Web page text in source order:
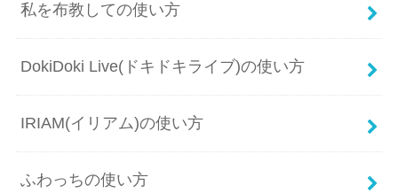
私を布教しての使い方
DokiDoki Live(ドキドキライブ)の使い方
IRIAM(イリアム)の使い方
ふわっちの使い方